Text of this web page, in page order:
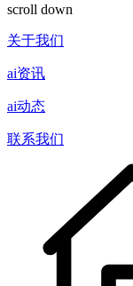
scroll down
关于我们
ai资讯
ai动态
联系我们